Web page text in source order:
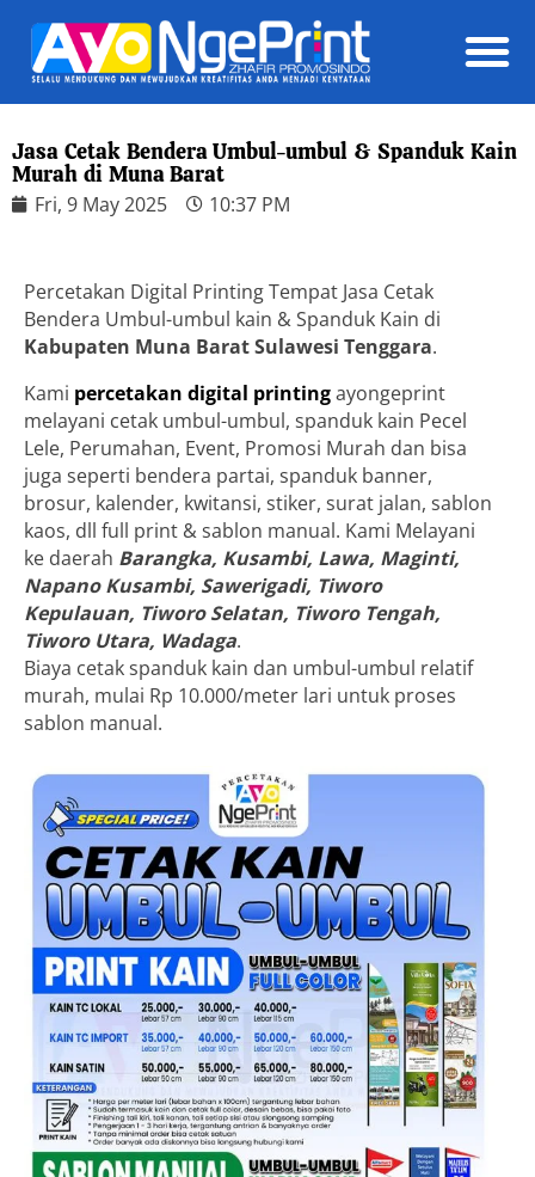
Jasa Cetak Bendera Umbul-umbul & Spanduk Kain
Murah di Muna Barat
Fri, 9 May 2025 10:37 PM
Percetakan Digital Printing Tempat Jasa Cetak
Bendera Umbul-umbul kain & Spanduk Kain di
Kabupaten Muna Barat Sulawesi Tenggara.
Kami percetakan digital printingayongeprint
melayani cetak umbul-umbul, spanduk kain Pecel
Lele, Perumahan, Event, Promosi Murah dan bisa
juga seperti bendera partai, spanduk banner,
brosur, kalender, kwitansi, stiker, surat jalan, sablon
kaos, dll full print & sablon manual. Kami Melayani
ke daerah Barangka, Kusambi, Lawa, Maginti,
Napano Kusambi, Sawerigadi, Tiworo
Kepulauan, Tiworo Selatan, Tiworo Tengah,
Tiworo Utara, Wadaga.
Biaya cetak spanduk kain dan umbul-umbul relatif
murah, mulai Rp 10.000/meter lari untuk proses
sablon manual.